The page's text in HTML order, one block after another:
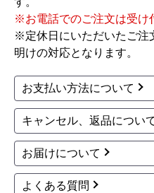
※お電話でのご注文は受け
※定休日にいただいたご注
明けの対応となります。
お支払い方法について
キャンセル、返品につい
お届けについて
よくある質問